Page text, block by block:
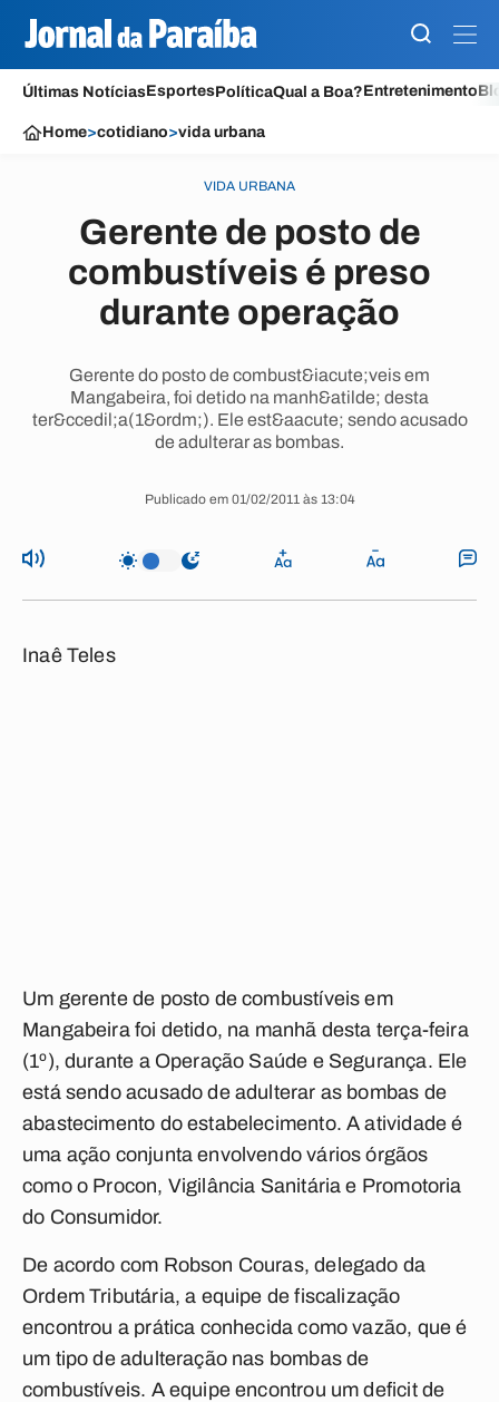
Últimas NotíciasEsportesPolíticaQual a Boa?Entretenimento
Home>cotidiano>vida urbana
VIDA URBANA
Gerente de posto de
combustíveis é preso
durante operação
Gerente do posto de combust&iacute;veis em
Mangabeira, foi detido na manh&atilde; desta
ter&ccedil;a(1&ordm;). Ele est&aacute; sendo acusado
de adulterar as bombas.
Publicado em 01/02/2011 às 13:04
Inaê Teles
Um gerente de posto de combustíveis em
Mangabeira foi detido, na manhã desta terça-feira
(1º), durante a Operação Saúde e Segurança. Ele
está sendo acusado de adulterar as bombas de
abastecimento do estabelecimento. A atividade é
uma ação conjunta envolvendo vários órgãos
como o Procon, Vigilância Sanitária e Promotoria
do Consumidor.
De acordo com Robson Couras, delegado da
Ordem Tributária, a equipe de fiscalização
encontrou a prática conhecida como vazão, que é
um tipo de adulteração nas bombas de
combustíveis. A equipe encontrou um deficit de